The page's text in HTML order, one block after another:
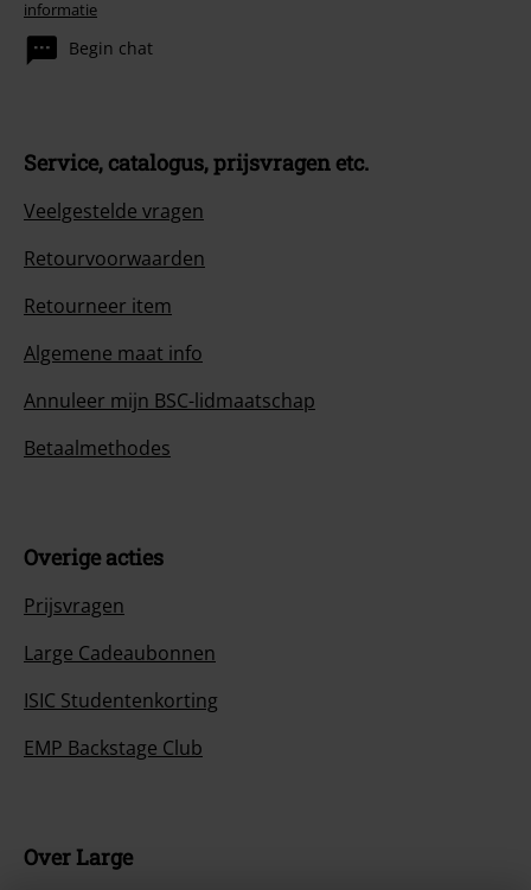
informatie
Begin chat
Service, catalogus, prijsvragen etc.
Veelgestelde vragen
Retourvoorwaarden
Retourneer item
Algemene maat info
Annuleer mijn BSC-lidmaatschap
Betaalmethodes
Overige acties
Prijsvragen
Large Cadeaubonnen
ISIC Studentenkorting
EMP Backstage Club
Over Large